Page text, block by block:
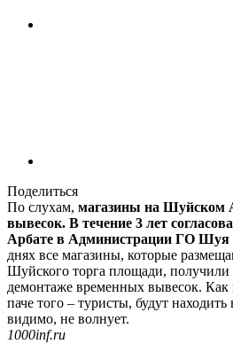
Поделиться
По слухам, магазины на Шуйском
вывесок. В течение 3 лет
Арбате в Администрации ГО Шуя
днях все магазины, которые
Шуйского торга площади, получили
демонтаже временных вывесок. Как
паче того – туристы, будут
видимо, не волнует.
1000inf.ru